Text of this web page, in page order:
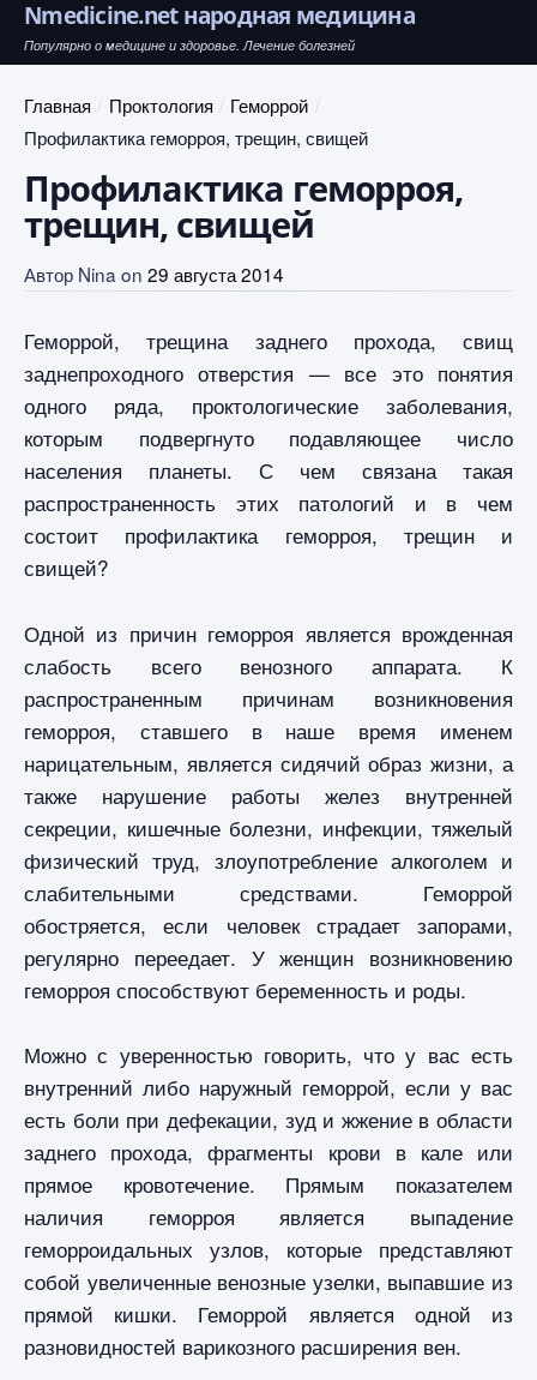
Nmedicine.net народная медицина
Популярно о медицине и здоровье. Лечение болезней
Главная Проктология
Геморрой
Профилактика геморроя, трещин, свищей
Профилактика геморроя,
трещин, свищей
Автор Nina on 29 августа 2014
Геморрой, трещина заднего прохода, свищ
заднепроходного отверстия — все это понятия
одного ряда, проктологические заболевания,
которым подвергнуто подавляющее число
населения планеты. С чем связана такая
распространенность этих патологий и в чем
состоит профилактика геморроя, трещин и
свищей?
Одной из причин геморроя является врожденная
слабость всего венозного аппарата. К
распространенным причинам возникновения
геморроя, ставшего в наше время именем
нарицательным, является сидячий образ жизни, а
также нарушение работы желез внутренней
секреции, кишечные болезни, инфекции, тяжелый
физический труд, злоупотребление алкоголем и
слабительными средствами. Геморрой
обостряется, если человек страдает запорами,
регулярно переедает. У женщин возникновению
геморроя способствуют беременность и роды.
Можно с уверенностью говорить, что у вас есть
внутренний либо наружный геморрой, если у вас
есть боли при дефекации, зуд и жжение в области
заднего прохода, фрагменты крови в кале или
прямое кровотечение. Прямым показателем
наличия геморроя является выпадение
геморроидальных узлов, которые представляют
собой увеличенные венозные узелки, выпавшие из
прямой кишки. Геморрой является одной из
разновидностей варикозного расширения вен.